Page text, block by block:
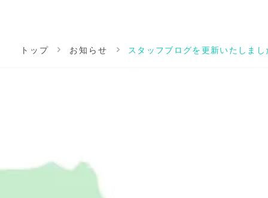
トップ お知らせ スタッフブログを更新いたしまし